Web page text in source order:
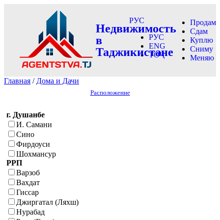
Недвижимость
в
Таджикистане
РУС
РУС
ENG
ТОҶ
Продам
Сдам
Куплю
Сниму
Меняю
Главная / Дома и Дачи
Расположение
г. Душанбе
И. Самани
Сино
Фирдоуси
Шохмансур
РРП
Варзоб
Вахдат
Гиссар
Джиргатал (Ляхш)
Нурабад